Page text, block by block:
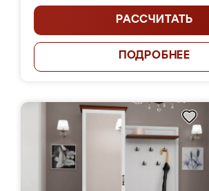
РАССЧИТАТЬ
ПОДРОБНЕЕ